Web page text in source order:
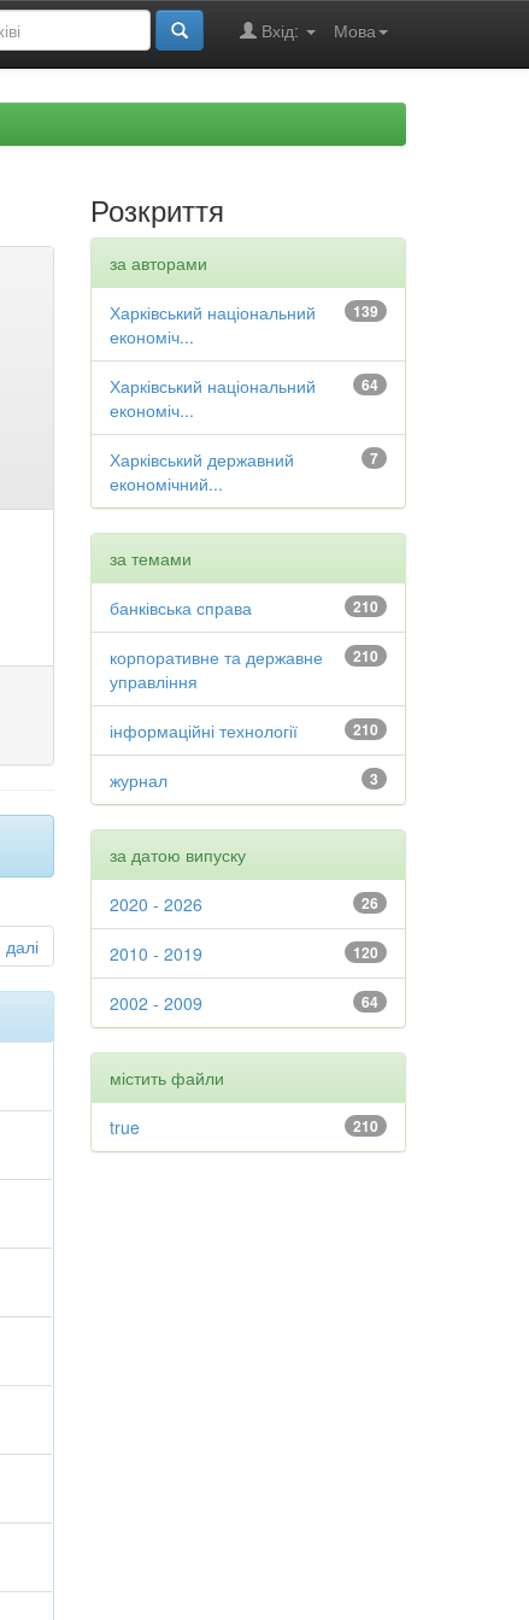
Мова
Вхід:
далі
Розкриття
за авторами
139
Харківський національний
економіч...
64
Харківський національний
економіч...
7
Харківський державний
економічний...
за темами
210
банківська справа
210
корпоративне та державне
управління
210
інформаційні технології
3
журнал
за датою випуску
26
2020 - 2026
120
2010 - 2019
64
2002 - 2009
містить файли
210
true